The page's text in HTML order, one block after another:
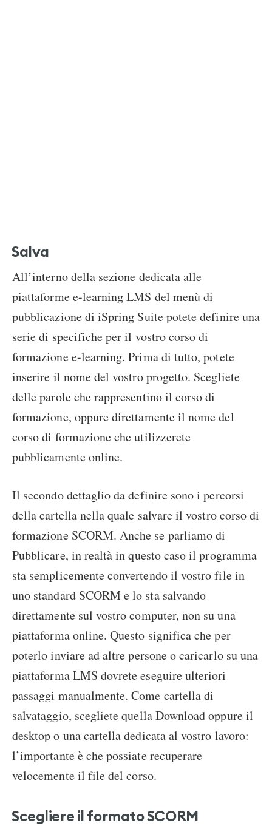
Salva
All’interno della sezione dedicata alle
piattaforme e-learning LMS del menù di
pubblicazione di iSpring Suite potete definire una
serie di specifiche per il vostro corso di
formazione e-learning. Prima di tutto, potete
inserire il nome del vostro progetto. Scegliete
delle parole che rappresentino il corso di
formazione, oppure direttamente il nome del
corso di formazione che utilizzerete
pubblicamente online.
Il secondo dettaglio da definire sono i percorsi
della cartella nella quale salvare il vostro corso di
formazione SCORM. Anche se parliamo di
Pubblicare, in realtà in questo caso il programma
sta semplicemente convertendo il vostro file in
uno standard SCORM e lo sta salvando
direttamente sul vostro computer, non su una
piattaforma online. Questo significa che per
poterlo inviare ad altre persone o caricarlo su una
piattaforma LMS dovrete eseguire ulteriori
passaggi manualmente. Come cartella di
salvataggio, scegliete quella Download oppure il
desktop o una cartella dedicata al vostro lavoro:
l’importante è che possiate recuperare
velocemente il file del corso.
Scegliere il formato SCORM